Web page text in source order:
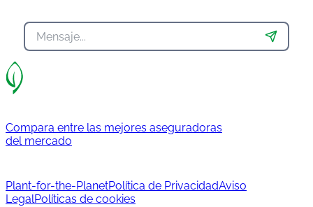
Compara entre las mejores aseguradoras
del mercado
Plant-for-the-PlanetPolítica de PrivacidadAviso
LegalPolíticas de cookies